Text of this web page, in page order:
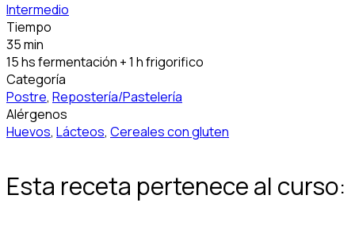
Intermedio
Tiempo
35 min
15 hs fermentación + 1 h frigorifico
Categoría
Postre, Repostería/Pastelería
Alérgenos
Huevos, Lácteos, Cereales con gluten
Esta receta pertenece al curso: